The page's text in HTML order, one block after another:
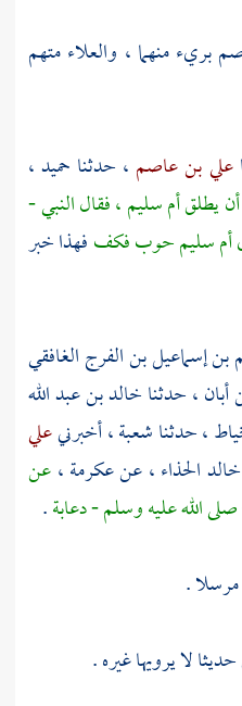
بريء منهما ، والعلاءمتهم
علي بن عاصم ، حدثنا حميد،
أن يطلقأم سليم، فقال النبي -
أم سليمحوب فكففهذا خبر
بن إسماعيل بن الفرج الغافقي
، حدثناخالد بن عبد الله
، حدثناشعبة، أخبرنيعلي
خالد الحذاء، عنعكرمة،عن
الله عليه وسلم - دعابة.
.
لا يرويها غيره .